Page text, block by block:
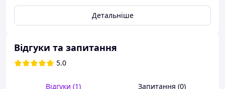
Ортопедичний шкільний рюкзак 6 в 1 для хлопчика
School Standard з Роблокс для першокласника (SET
Зручний шкільний рюкзак School Standard
(СкулСтандард) з анатомічною спинкою та брелком у
Це ідеальний вибір для початкової школи, розмір
Детальніше
Відгуки та запитання
5.0
Відгуки (1) Запитання (0)